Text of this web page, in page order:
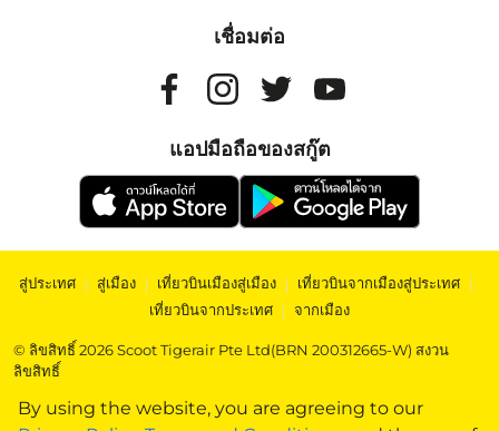
By using the website, you are agreeing to our
เชื่อมต่อ
แอปมือถือของสกู๊ต
สู่ประเทศ | สู่เมือง | เที่ยวบินเมืองสู่เมือง | เที่ยวบินจากเมืองสู่ประเทศ |
เที่ยวบินจากประเทศ | จากเมือง
© ลิขสิทธิ์ 2026 Scoot Tigerair Pte Ltd(BRN 200312665-W) สงวน
ลิขสิทธิ์